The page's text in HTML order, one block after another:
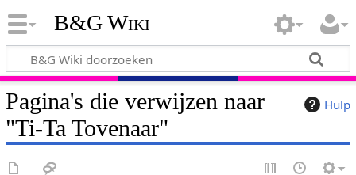
B&G Wiki
Hulp
Pagina's die verwijzen naar
"Ti-Ta Tovenaar"